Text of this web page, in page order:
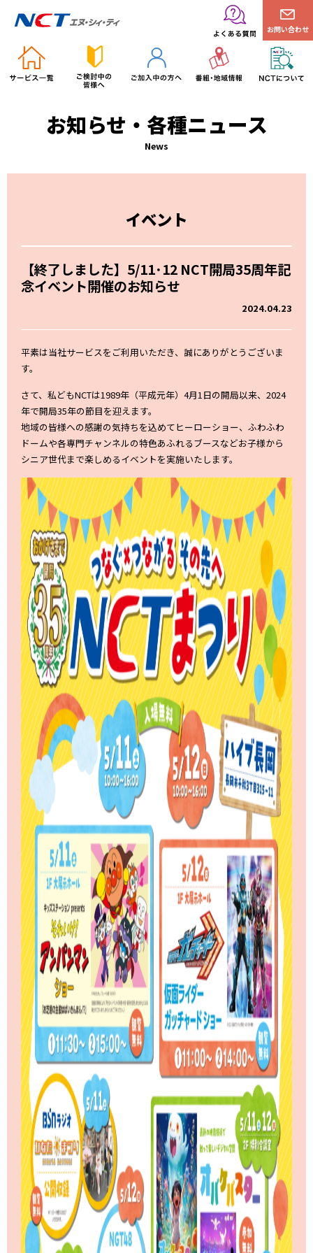
お問い合わせ
お知らせ・各種ニュース
News
イベント
【終了しました】5/11･12 NCT開局35周年記
念イベント開催のお知らせ
2024.04.23
平素は当社サービスをご利用いただき、誠にありがとうございま
す。
さて、私どもNCTは1989年（平成元年）4月1日の開局以来、2024
年で開局35年の節目を迎えます。
地域の皆様への感謝の気持ちを込めてヒーローショー、ふわふわ
ドームや各専門チャンネルの特色あふれるブースなどお子様から
シニア世代まで楽しめるイベントを実施いたします。